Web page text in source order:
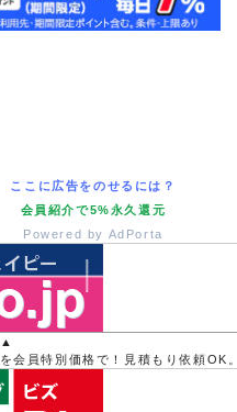
ここに広告をのせるには？
会員紹介で5%永久還元
Powered by AdPorta
会員特別価格で！見積もり依頼OK。